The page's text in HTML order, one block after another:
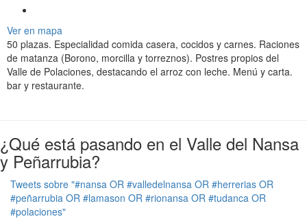
Ver en mapa
50 plazas. Especialidad comida casera, cocidos y carnes. Raciones
de matanza (Borono, morcilla y torreznos). Postres propios del
Valle de Polaciones, destacando el arroz con leche. Menú y carta.
bar y restaurante.
¿Qué está pasando en el Valle del Nansa
y Peñarrubia?
Tweets sobre "#nansa OR #valledelnansa OR #herrerias OR
#peñarrubia OR #lamason OR #rionansa OR #tudanca OR
#polaciones"